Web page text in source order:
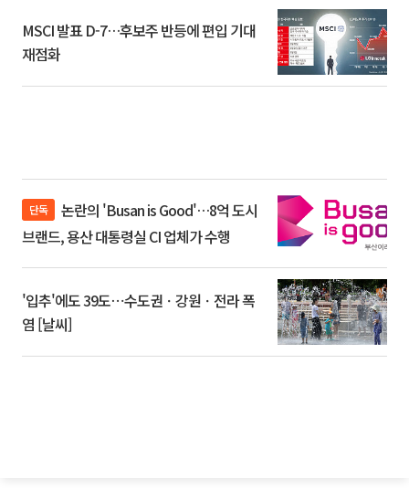
MSCI 발표 D-7…후보주 반등에 편입 기대
재점화
단독
브랜드, 용산 대통령실 CI 업체가 수행
'입추'에도 39도⋯수도권ㆍ강원ㆍ전라 폭
염 [날씨]